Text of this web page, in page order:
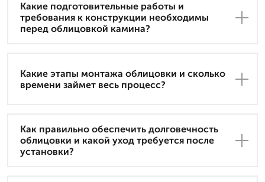
Какие подготовительные работы и
требования к конструкции необходимы
перед облицовкой камина?
Какие этапы монтажа облицовки и сколько
времени займет весь процесс?
Как правильно обеспечить долговечность
облицовки и какой уход требуется после
установки?